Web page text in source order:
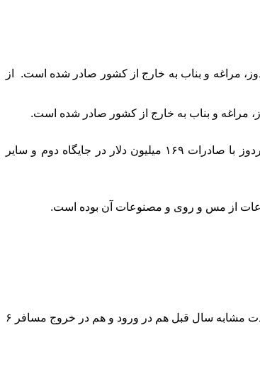
، از طریق گمرکات تبریز، سهلان، جلفا، نوردوز، مراغه و بناب به خارج از کشور صادر شده است. از
از مجموع صادرات ۷ ماهه کالا از گمرکات استان، گمرک تبریز با صادرات ۶۰۱ میلیون دلار بیشترین سهم را به خود اختصاص داده است و گمرک نوردوز با صادرات ۱۶۹ میلیون دلار در جایگاه دوم و سایر
از مس و روی و مصنوعات آن بوده است.
در 7ماهه امسال ۳۳۴ هزار مسافر ورودی و ۳۳۳ هزار و ۸۳۴ مسافر خروجی از گمرکات استان خدمات تشریفات گمرکی دریافت کردند که نسبت به مدت مشابه سال قبل هم در ورود و هم در خروج مسافر ۶